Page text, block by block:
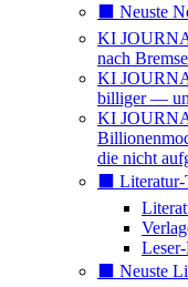
⬛️ Neuste
KI
nach
KI
billiger —
KI
die nicht
⬛️
⬛️ Neuste